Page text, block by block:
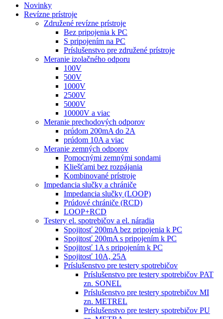
Novinky
Revízne prístroje
Združené revízne prístroje
Bez pripojenia k PC
S pripojením na PC
Príslušenstvo pre združené prístroje
Meranie izolačného odporu
100V
500V
1000V
2500V
5000V
10000V a viac
Meranie prechodových odporov
prúdom 200mA do 2A
prúdom 10A a viac
Meranie zemných odporov
Pomocnými zemnými sondami
Kliešťami bez rozpájania
Kombinované prístroje
Impedancia slučky a chrániče
Impedancia slučky (LOOP)
Prúdové chrániče (RCD)
LOOP+RCD
Testery el. spotrebičov a el. náradia
Spojitosť 200mA bez pripojenia k PC
Spojitosť 200mA s pripojením k PC
Spojitosť 1A s pripojením k PC
Spojitosť 10A, 25A
Príslušenstvo pre testery spotrebičov
Príslušenstvo pre testery spotrebičov PAT
zn. SONEL
Príslušenstvo pre testery spotrebičov MI
zn. METREL
Príslušenstvo pre testery spotrebičov PU